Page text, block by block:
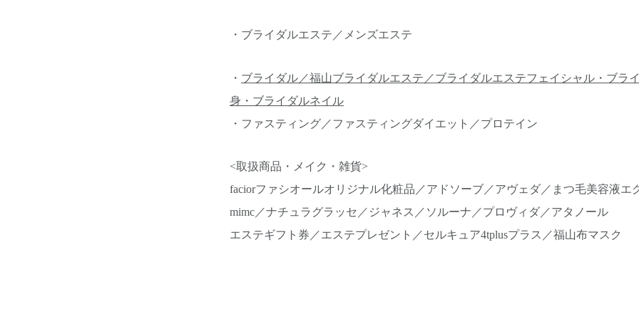
・ブライダルエステ／メンズエステ
・ ブライダル／福山ブライダルエステ／ブライダルエステフェイシャル・ブラ
身・ブライダルネイル
・ファスティング／ファスティングダイエット／プロテイン
<取扱商品・メイク・雑貨>
faciorファシオールオリジナル化粧品／アドソーブ／アヴェダ／まつ毛美容液エ
mimc／ナチュラグラッセ／ジャネス／ソルーナ／プロヴィダ／アタノール
エステギフト券／エステプレゼント／セルキュア4tplusプラス／福山布マスク